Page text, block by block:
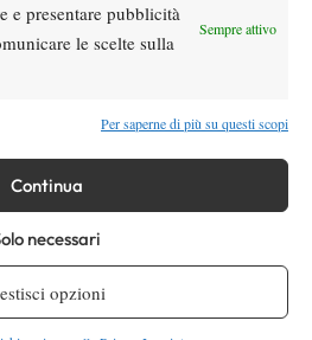
e presentare pubblicità
le scelte sulla
Sempre attivo
Per saperne di più su questi scopi
Continua
necessari
opzioni
Tennisregistrata Aut-Trib Milano n°
Nizegorodcew